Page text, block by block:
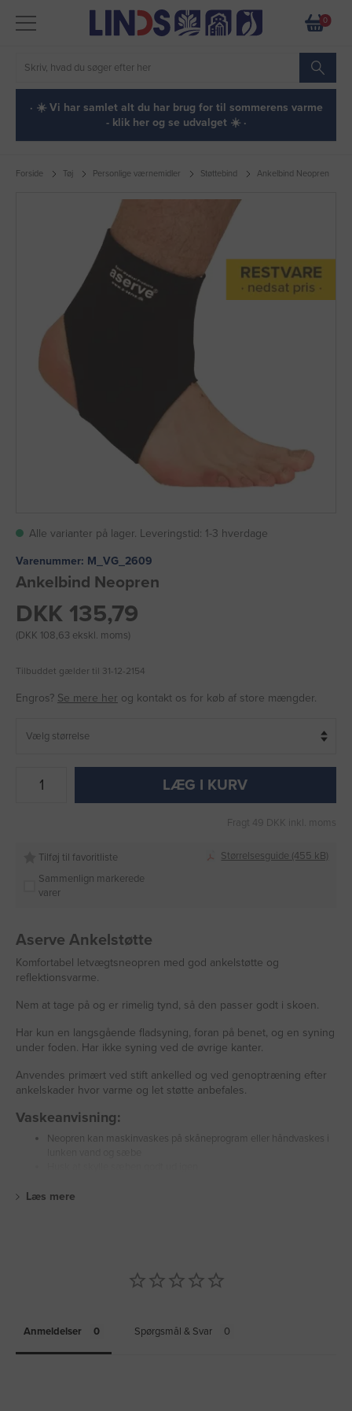
0
· ☀️ Vi har samlet alt du har brug for til sommerens varme
- klik her og se udvalget ☀️ ·
Forside Tøj Personlige værnemidler Støttebind Ankelbind Neopren
Alle varianter på lager. Leveringstid: 1-3 hverdage
Varenummer: M_VG_2609
Ankelbind Neopren
DKK 135,79
(DKK 108,63 ekskl. moms)
Tilbuddet gælder til 31-12-2154
Engros? Se mere her og kontakt os for køb af store mængder.
LÆG I KURV
Fragt 49 DKK inkl. moms
Tilføj til favoritliste
Sammenlign markerede
varer
Størrelsesguide (455 kB)
Aserve Ankelstøtte
Komfortabel letvægtsneopren med god ankelstøtte og
reflektionsvarme.
Nem at tage på og er rimelig tynd, så den passer godt i skoen.
Har kun en langsgående fladsyning, foran på benet, og en syning
under foden. Har ikke syning ved de øvrige kanter.
Anvendes primært ved stift ankelled og ved genoptræning efter
ankelskader hvor varme og let støtte anbefales.
Vaskeanvisning:
Neopren kan maskinvaskes på skåneprogram eller håndvaskes i
Læs mere
Anmeldelser Spørgsmål & Svar